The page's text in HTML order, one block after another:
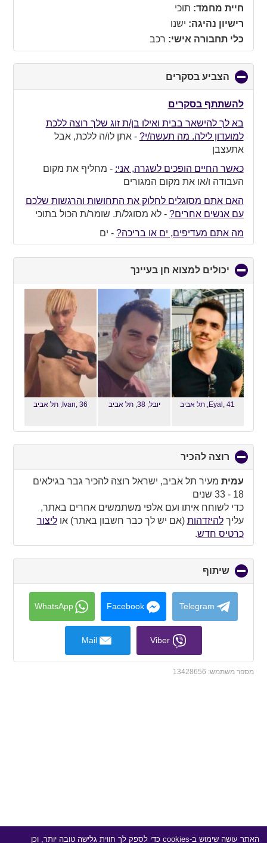
חיית מחמד: תוכי
רישיון נהיגה: ישנו
כלי תחבורה אישי: רכב
הצביע בסקרים
to
להשתתף בסקרים
בא לך להישאר בבית ואילו בן/ת זוג שלך רוצה ללכת
למועדון לילה. מה תעשה/י? -אתן לו/ה ללכת, אבל
אתעצבן
כאשר החיים הופכים לשגרה, אני: - מחליף את מקום
העבודה ו/או את מקום המגורים
האם אתם מסוגלים לחלוק את התחושות והרגשות שלכם
עם אנשים אחרים? -לא מסוגל/ת. שומר/ת הכול בתוכי
מה אתם מעדיפים, ים או בריכה? - ים
יכולים למצוא חן בעיינך
to
contents
Eyal, 41, תל אביב יובל, 38, תל אביב Ivan, 36, תל אביב
רוצה להכיר
to
collapse
עמית מעיר תל אביב, ישראל רוצה להכיר גבר בגילאים
18 - 33 שנים
כדי לשוחח איתו ועם אלפי משתמשים אחרים באתר,
עליךלהיזדהות (אם יש לך כבר חשבון באתר) אוליצור
כרטיס חדש.
שיתוף
to
collapse
contents
Telegram
Facebook
WhatsApp
Viber
Mail
מספר משתמש: 13428656
האתר עושה שימוש ב-cookies כדי לספק לך חווית גלישה טובה יותר, וכן